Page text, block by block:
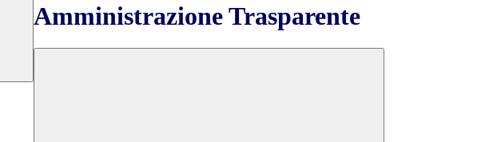
Amministrazione Trasparente